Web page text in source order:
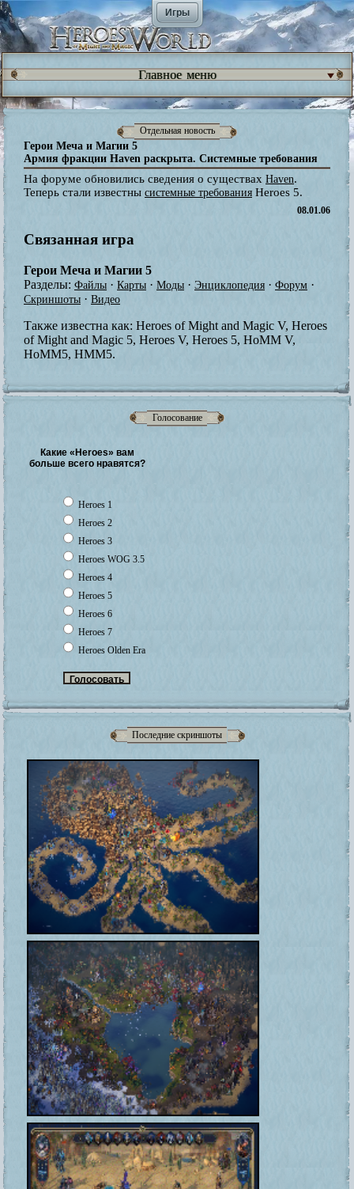
Игры
Голосование
Какие «Heroes» вам
больше всего нравятся?
Heroes 1
Heroes 2
Heroes 3
Heroes WOG 3.5
Heroes 4
Heroes 5
Heroes 6
Heroes 7
Heroes Olden Era
Последние скриншоты
Главное меню
Отдельная новость
Герои Меча и Магии 5
Армия фракции Haven раскрыта. Системные требования
На форуме обновились сведения о существах Haven.
Теперь стали известны системные требования Heroes 5.
08.01.06
Связанная игра
Герои Меча и Магии 5
Разделы: Файлы · Карты · Моды · Энциклопедия · Форум ·
Скриншоты · Видео
Также известна как: Heroes of Might and Magic V, Heroes
of Might and Magic 5, Heroes V, Heroes 5, HoMM V,
HoMM5, HMM5.